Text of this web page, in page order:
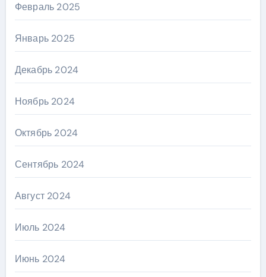
Февраль 2025
Январь 2025
Декабрь 2024
Ноябрь 2024
Октябрь 2024
Сентябрь 2024
Август 2024
Июль 2024
Июнь 2024